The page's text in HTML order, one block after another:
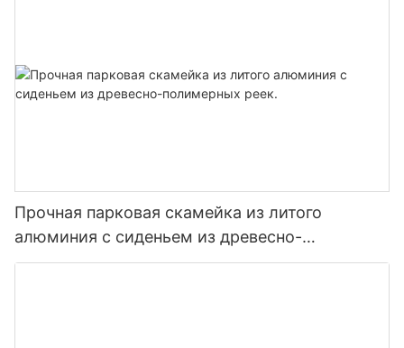
Прочная парковая скамейка из литого
алюминия с сиденьем из древесно-
полимерных реек.